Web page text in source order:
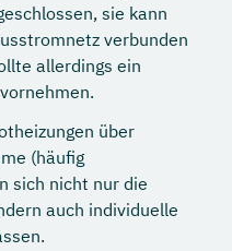
sie kann
verbunden
allerdings ein
über
(häufig
sich nicht nur die
auch individuelle